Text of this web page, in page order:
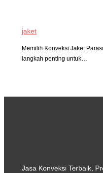
jaket
Memilih Konveksi Jaket
langkah penting untuk…
Jasa Konveksi Terbaik,